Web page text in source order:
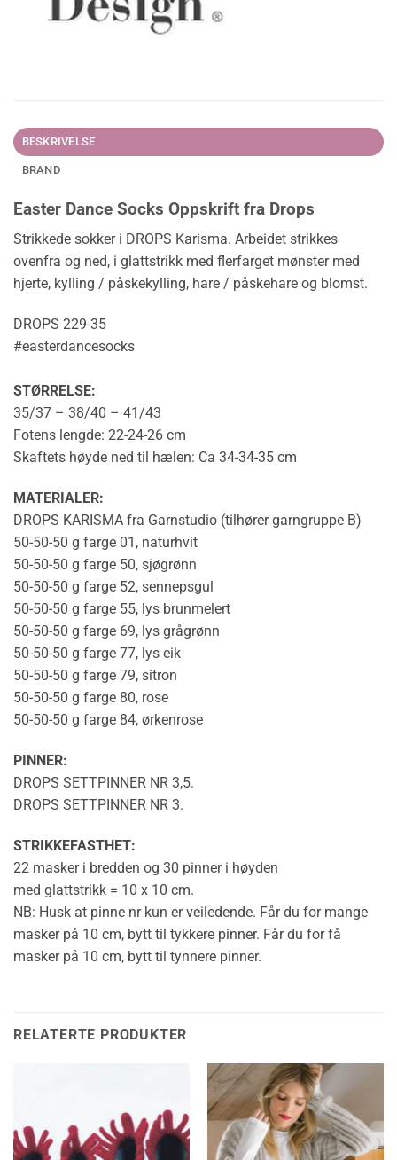
BESKRIVELSE
BRAND
Easter Dance Socks Oppskrift fra Drops
Strikkede sokker i DROPS Karisma. Arbeidet strikkes
ovenfra og ned, i glattstrikk med flerfarget mønster med
hjerte, kylling / påskekylling, hare / påskehare og blomst.
DROPS 229-35
#easterdancesocks
STØRRELSE:
35/37 – 38/40 – 41/43
Fotens lengde: 22-24-26 cm
Skaftets høyde ned til hælen: Ca 34-34-35 cm
MATERIALER:
DROPS KARISMA fra Garnstudio (tilhører garngruppe B)
50-50-50 g farge 01, naturhvit
50-50-50 g farge 50, sjøgrønn
50-50-50 g farge 52, sennepsgul
50-50-50 g farge 55, lys brunmelert
50-50-50 g farge 69, lys grågrønn
50-50-50 g farge 77, lys eik
50-50-50 g farge 79, sitron
50-50-50 g farge 80, rose
50-50-50 g farge 84, ørkenrose
PINNER:
DROPS SETTPINNER NR 3,5.
DROPS SETTPINNER NR 3.
STRIKKEFASTHET:
22 masker i bredden og 30 pinner i høyden
med glattstrikk = 10 x 10 cm.
NB: Husk at pinne nr kun er veiledende. Får du for mange
masker på 10 cm, bytt til tykkere pinner. Får du for få
masker på 10 cm, bytt til tynnere pinner.
RELATERTE PRODUKTER